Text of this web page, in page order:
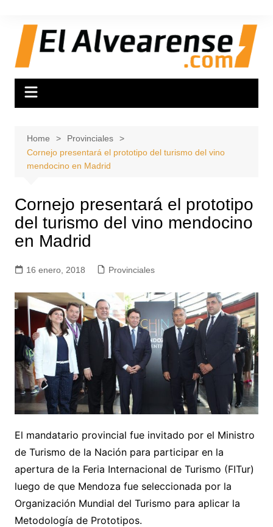
content
Home
Provinciales
Cornejo presentará el prototipo del turismo del vino
mendocino en Madrid
Cornejo presentará el prototipo
del turismo del vino mendocino
en Madrid
16 enero, 2018 Provinciales
El mandatario provincial fue invitado por el Ministro
de Turismo de la Nación para participar en la
apertura de la Feria Internacional de Turismo (FITur)
luego de que Mendoza fue seleccionada por la
Organización Mundial del Turismo para aplicar la
Metodología de Prototipos.